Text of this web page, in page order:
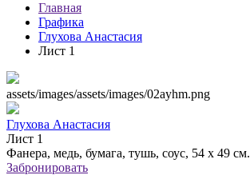
Главная
Графика
Глухова Анастасия
Лист 1
assets/images/assets/images/02ayhm.png
Глухова Анастасия
Лист 1
Фанера, медь, бумага, тушь, соус, 54 х 49 см.
Забронировать